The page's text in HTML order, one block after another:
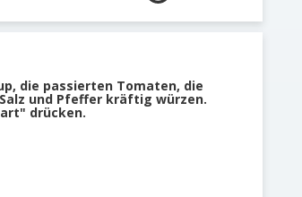
die passierten Tomaten, die
und Pfeffer kräftig würzen.
drücken.